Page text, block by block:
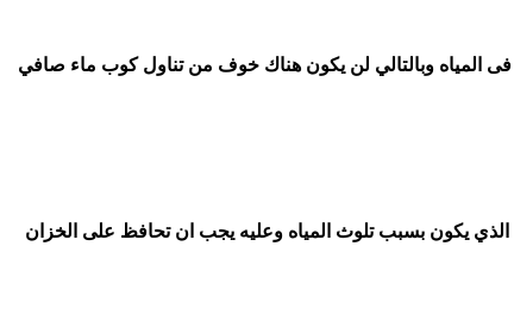
فى المياه وبالتالي لن يكون هناك خوف من تناول كوب ماء صافي
الذي يكون بسبب تلوث المياه وعليه يجب ان تحافظ على الخزان